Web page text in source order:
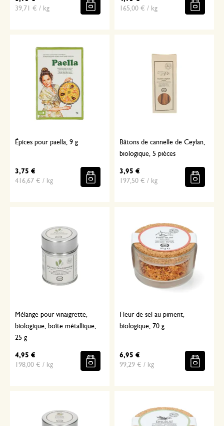
39,71 € / kg
165,00 € / kg
Épices pour paella, 9 g
3,75 €
416,67 € / kg
Bâtons de cannelle de Ceylan,
biologique, 5 pièces
3,95 €
197,50 € / kg
Mélange pour vinaigrette,
biologique, boîte métallique,
25 g
4,95 €
198,00 € / kg
Fleur de sel au piment,
biologique, 70 g
6,95 €
99,29 € / kg